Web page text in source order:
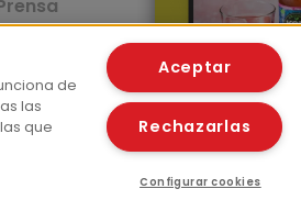
Corpus Lingüístico
App
de
las
que
Aceptar
Rechazarlas
Configurar cookies